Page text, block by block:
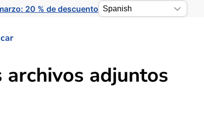
20 % de descuento
adjuntos